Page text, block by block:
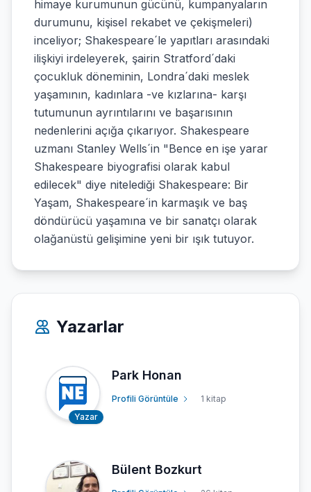
himaye kurumunun gücünü, kumpanyaların
durumunu, kişisel rekabet ve çekişmeleri)
inceliyor; Shakespeare´le yapıtları arasındaki
ilişkiyi irdeleyerek, şairin Stratford´daki
çocukluk döneminin, Londra´daki meslek
yaşamının, kadınlara -ve kızlarına- karşı
tutumunun ayrıntılarını ve başarısının
nedenlerini açığa çıkarıyor. Shakespeare
uzmanı Stanley Wells´in "Bence en işe yarar
Shakespeare biyografisi olarak kabul
edilecek" diye nitelediği Shakespeare: Bir
Yaşam, Shakespeare´in karmaşık ve baş
döndürücü yaşamına ve bir sanatçı olarak
olağanüstü gelişimine yeni bir ışık tutuyor.
Yazarlar
Yazar
Park Honan
Profili Görüntüle 1 kitap
Bülent Bozkurt